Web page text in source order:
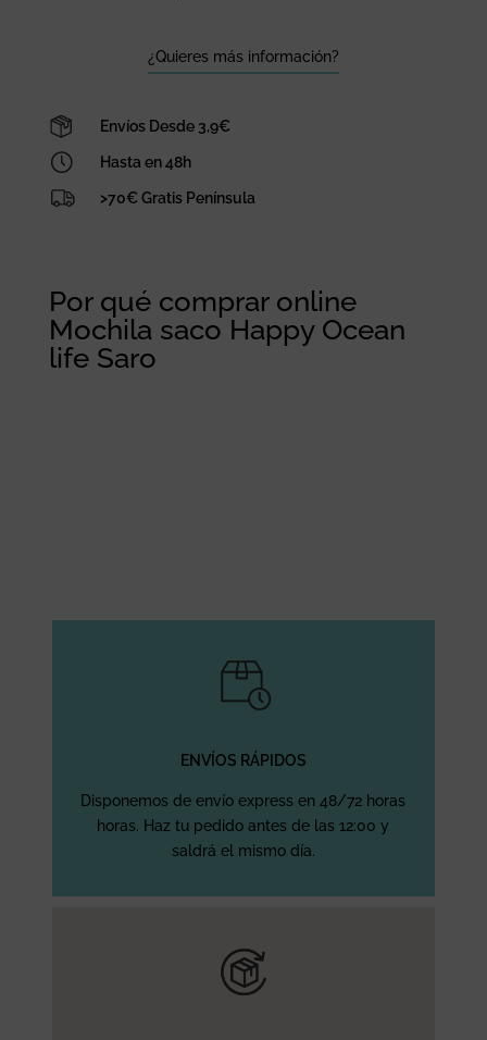
¿Quieres más información?
Envíos Desde 3,9€
Hasta en 48h
>70€ Gratis Península
Por qué comprar online
Mochila saco Happy Ocean
life Saro
ENVÍOS RÁPIDOS
Disponemos de envío express en 48/72 horas
horas. Haz tu pedido antes de las 12:00 y
saldrá el mismo día.